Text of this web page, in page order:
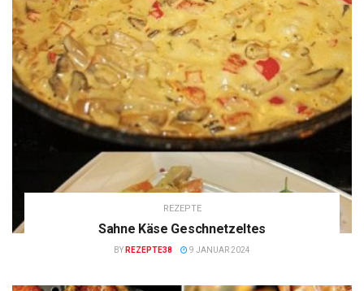
REZEPTE
Sahne Käse Geschnetzeltes
BY REZEPTE38 9 JANUAR 2024